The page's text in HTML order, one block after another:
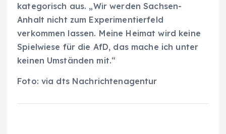
kategorisch aus. „Wir werden Sachsen-
Anhalt nicht zum Experimentierfeld
verkommen lassen. Meine Heimat wird keine
Spielwiese für die AfD, das mache ich unter
keinen Umständen mit.“
Foto: via dts Nachrichtenagentur